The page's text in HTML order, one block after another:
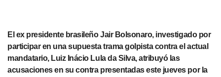
El ex presidente brasileño Jair Bolsonaro, investigado por
participar en una supuesta trama golpista contra el actual
mandatario, Luiz Inácio Lula da Silva, atribuyó las
acusaciones en su contra presentadas este jueves por la